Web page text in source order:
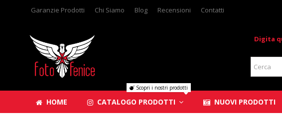
Garanzie Prodotti Chi Siamo Blog Recensioni Contatti
Digita
HOME CATALOGO PRODOTTI
Scopri i nostri prodotti
NUOVI PRODOTTI